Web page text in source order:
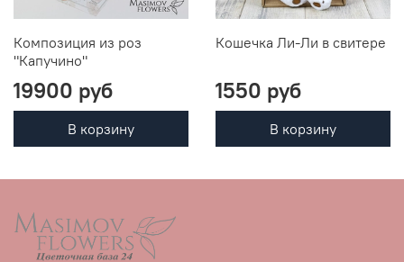
Композиция из роз
"Капучино"
19900 руб
В корзину
Кошечка Ли-Ли в свитере
1550 руб
В корзину